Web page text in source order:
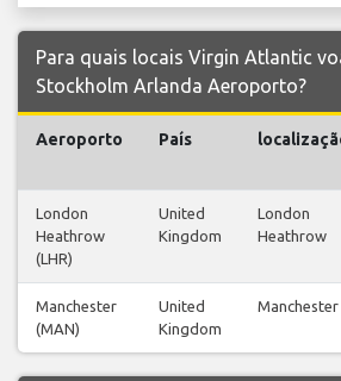
Para quais locais Virgin Atlantic
Stockholm Arlanda Aeroporto?
Aeroporto País
London
Heathrow
(LHR)
United
Kingdom
London
Heathrow
Manchester
(MAN)
United
Kingdom
Manchester